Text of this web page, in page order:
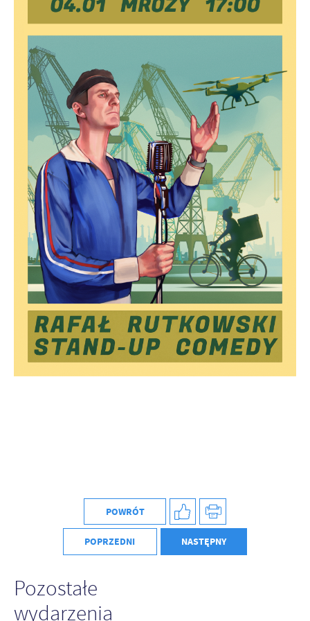
POWRÓT
POPRZEDNI NASTĘPNY
Pozostałe
wydarzenia
Firmy te działają w charakterze pośredników prezentujących nasze
treści w postaci wiadomości, ofert, komunikatów mediów
społecznościowych.